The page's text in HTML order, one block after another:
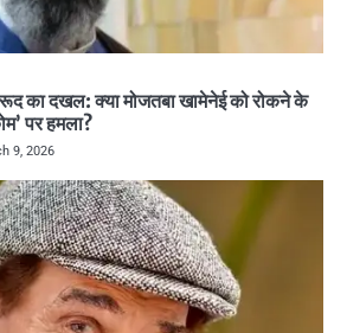
का दखल: क्या मोजतबा खामेनेई को रोकने के
पर हमला?
9, 2026